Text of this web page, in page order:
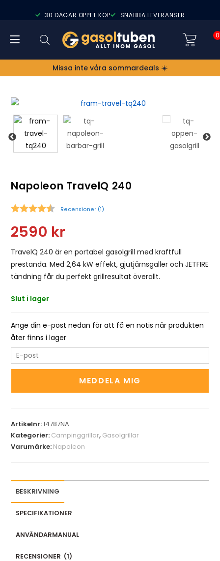
30 DAGAR ÖPPET KÖP SNABBA LEVERANSER
0
Missa inte våra sommardeals ☀️
Napoleon TravelQ 240
Recensioner (1)
2590 kr
TravelQ 240 är en portabel gasolgrill med kraftfull
prestanda. Med 2,64 kW effekt, gjutjärnsgaller och JETFIRE
tändning får du perfekt grillresultat överallt.
Slut i lager
Ange din e-post nedan för att få en notis när produkten
åter finns i lager
n
o
u
r
i
MEDDELA MIG
Artikelnr:14787NA
Kategorier: Campinggrillar, Gasolgrillar
Varumärke: Napoleon
BESKRIVNING
SPECIFIKATIONER
ANVÄNDARMANUAL
RECENSIONER (1)